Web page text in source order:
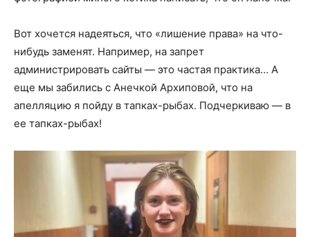
Вот хочется надеяться, что «лишение права» на что-
нибудь заменят. Например, на запрет
администрировать сайты — это частая практика… А
еще мы забились с Анечкой Архиповой, что на
апелляцию я пойду в тапках-рыбах. Подчеркиваю — в
ее тапках-рыбах!